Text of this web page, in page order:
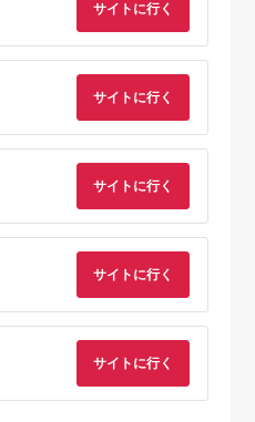
ス
【うなぎ昊】お食事券
淡路島西海岸の飲食
サイトに行く
サイトに行く
サイトに行く
サイトに行く
サイトに行く